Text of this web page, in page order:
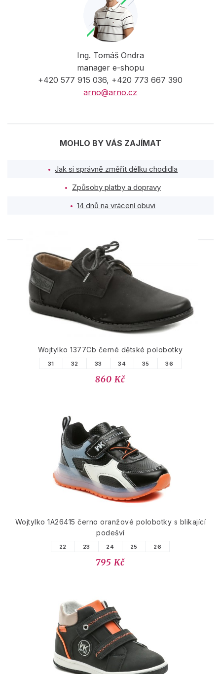
Ing. Tomáš Ondra
manager e-shopu
+420 577 915 036, +420 773 667 390
arno@arno.cz
MOHLO BY VÁS ZAJÍMAT
Jak si správně změřit délku chodidla
Způsoby platby a dopravy
14 dnů na vrácení obuvi
PODOBNÉ PRODUKTY
Wojtylko 1377Cb černé dětské polobotky
31 32 33 34 35 36
860 Kč
Wojtylko 1A26415 černo oranžové polobotky s blikající
podešví
22 23 24 25 26
795 Kč